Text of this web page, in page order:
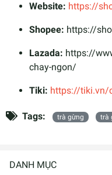
DANH MỤC
Website: https://
Shopee: https://
Lazada: https://
chay-ngon/
Tiki: https://tiki.vn/
Tags: trà gừng trà